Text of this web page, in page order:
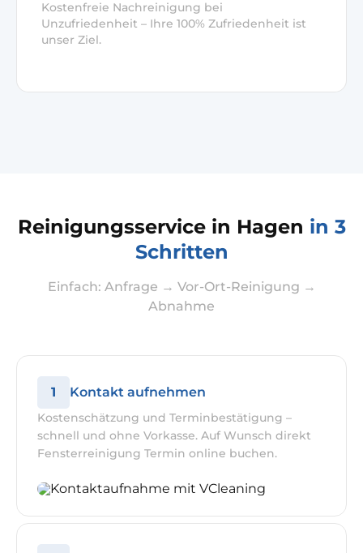
Kostenfreie Nachreinigung bei
Unzufriedenheit – Ihre 100% Zufriedenheit ist
unser Ziel.
Reinigungsservice in Hagen in 3
Schritten
Einfach: Anfrage → Vor-Ort-Reinigung →
Abnahme
1 Kontakt aufnehmen
Kostenschätzung und Terminbestätigung –
schnell und ohne Vorkasse. Auf Wunsch direkt
Fensterreinigung Termin online buchen.